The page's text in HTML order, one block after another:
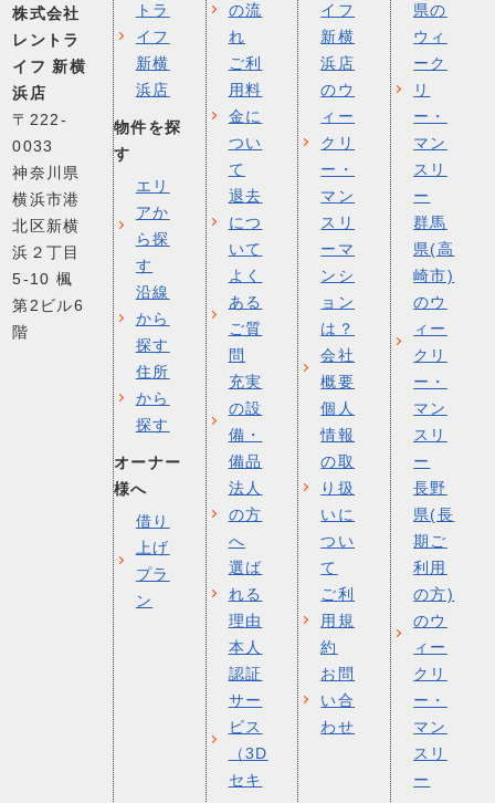
株式会社
レントラ
イフ 新横
浜店
〒222-
0033
神奈川県
横浜市港
北区新横
浜２丁目
5-10 楓
第2ビル6
階
トラ
イフ
新横
浜店
物件を探
す
エリ
アか
ら探
す
沿線
から
探す
住所
から
探す
オーナー
様へ
借り
上げ
プラ
ン
の流
れ
ご利
用料
金に
つい
て
退去
につ
いて
よく
ある
ご質
問
充実
の設
備・
備品
法人
の方
へ
選ば
れる
理由
本人
認証
サー
ビス
（3D
セキ
イフ
新横
浜店
のウ
ィー
クリ
ー・
マン
スリ
ーマ
ンシ
ョン
は？
会社
概要
個人
情報
の取
り扱
いに
つい
て
ご利
用規
約
お問
い合
わせ
県の
ウィ
ーク
リ
ー・
マン
スリ
ー
群馬
県(高
崎市)
のウ
ィー
クリ
ー・
マン
スリ
ー
長野
県(長
期ご
利用
の方)
のウ
ィー
クリ
ー・
マン
スリ
ー